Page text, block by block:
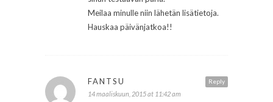
Meilaa minulle niin lähetän lisätietoja.
Hauskaa päivänjatkoa!!
Reply
FANTSU
14 maaliskuun, 2015 at 11:42 am